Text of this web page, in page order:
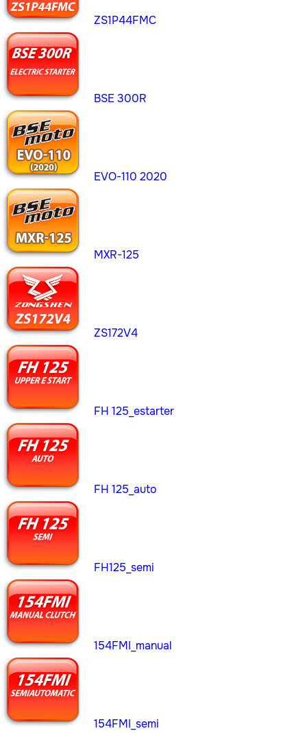
ZS1P44FMC
BSE 300R
EVO-110 2020
MXR-125
ZS172V4
FH 125_estarter
FH 125_auto
FH125_semi
154FMI_manual
154FMI_semi